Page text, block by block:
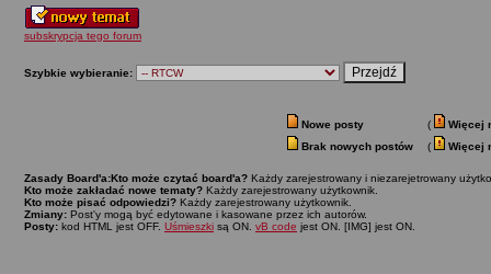
subskrypcja tego forum
Szybkie wybieranie:
Nowe posty (
Więcej
Brak nowych postów
( Więcej
Zasady Board'a:Kto może czytać board'a? Każdy zarejestrowany i niezarejetrowany
Kto może zakładać nowe tematy? Każdy zarejestrowany użytkownik.
Kto może pisać odpowiedzi? Każdy zarejestrowany użytkownik.
Zmiany: Post'y mogą być edytowane i kasowane przez ich autorów.
Posty: kod HTML jest OFF. Uśmieszki są ON. vB code jest ON. [IMG] jest ON.